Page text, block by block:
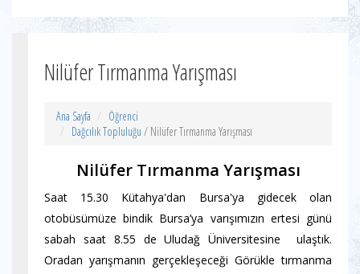
Nilüfer Tırmanma Yarışması
Ana Sayfa
Öğrenci
Dağcılık Topluluğu / Nilüfer Tırmanma Yarışması
Nilüfer Tırmanma Yarışması
Saat 15.30 Kütahya'dan Bursa'ya gidecek olan
otobüsümüze bindik Bursa’ya varışımızın ertesi günü
sabah saat 8.55 de Uludağ Üniversitesine ulaştık.
Oradan yarışmanın gerçekleşeceği Görükle tırmanma